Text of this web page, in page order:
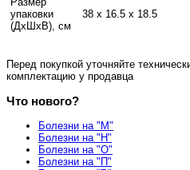
упаковки
(ДхШхВ), см
38 x 16.5 x 18.5
Перед покупкой уточняйте
комплектацию у продавца
Что нового?
Болезни на "М"
Болезни на "Н"
Болезни на "О"
Болезни на "П"